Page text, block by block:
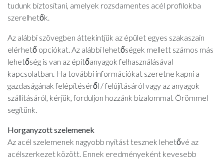
tudunk biztosítani, amelyek rozsdamentes acél profilokba
szerelhetők.
Az alábbi szövegben áttekintjük az épület egyes szakaszain
elérhető opciókat. Az alábbi lehetőségek mellett számos más
lehetőség is van az építőanyagok felhasználásával
kapcsolatban. Ha további információkat szeretne kapni a
gazdaságának felépítéséről / felújításáról vagy az anyagok
szállításáról, kérjük, forduljon hozzánk bizalommal. Örömmel
segítünk.
Horganyzott szelemenek
Az acél szelemenek nagyobb nyitást tesznek lehetővé az
acélszerkezet között. Ennek eredményeként kevesebb